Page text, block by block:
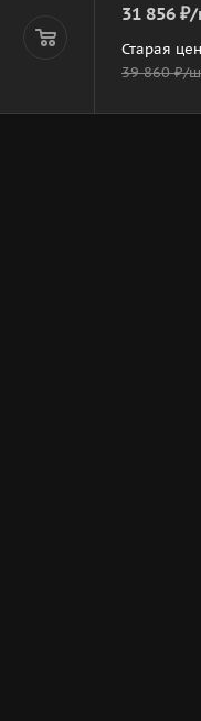
31 856 ₽/
Старая
39 860₽/